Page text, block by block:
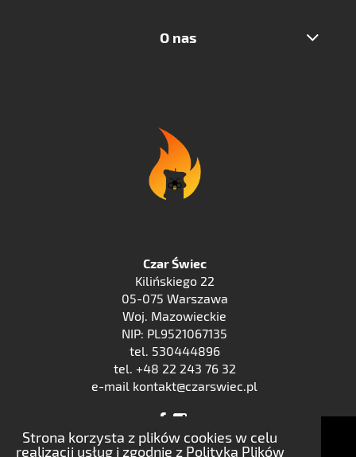
Strona korzysta z plików cookies w celu
realizacji usług i zgodnie z Polityką Plików
O nas
Czar Świec
Kilińskiego 22
05-075 Warszawa
Woj. Mazowieckie
NIP: PL9521067135
tel. 530444896
tel. +48 22 243 76 32
e-mail kontakt@czarswiec.pl